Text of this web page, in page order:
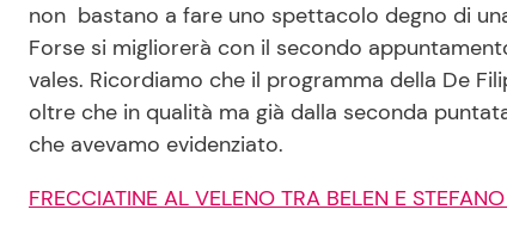
non bastano a fare uno spettacolo degno di
Forse si migliorerà con il secondo
vales. Ricordiamo che il programma della De
oltre che in qualità ma già dalla seconda
che avevamo evidenziato.
FRECCIATINE AL VELENO TRA BELEN E